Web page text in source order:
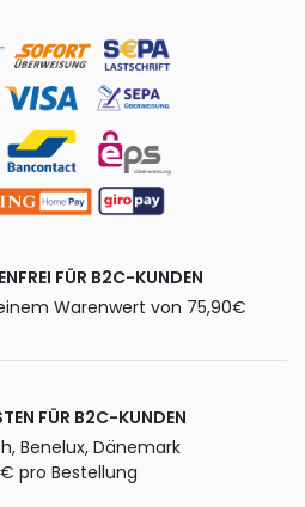
FÜR B2C-KUNDEN
Warenwert von 75,90€
FÜR B2C-KUNDEN
Benelux, Dänemark
pro Bestellung